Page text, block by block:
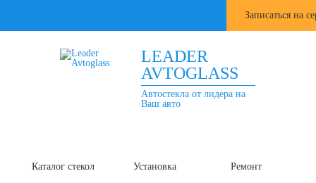
Записаться на
LEADER
AVTOGLASS
Автостекла от лидера на
Ваш авто
Каталог стекол Установка Ремонт